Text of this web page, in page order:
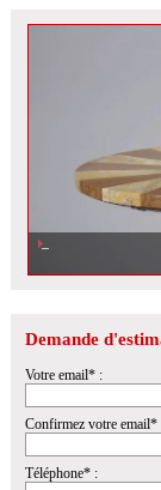
Demande
Votre email* :
Confirmez votre email*
Téléphone* :